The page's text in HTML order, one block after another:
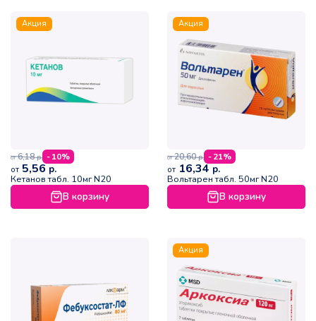
Акция
от 6,18р. - 10%
от 5,56 р.
Кетанов табл. 10мг N20
В корзину
Акция
от 20,60р. - 21%
от 16,34 р.
Вольтарен табл. 50мг N20
В корзину
Акция